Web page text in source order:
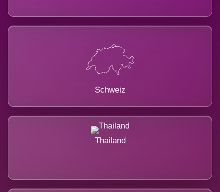
Schweiz
Thailand